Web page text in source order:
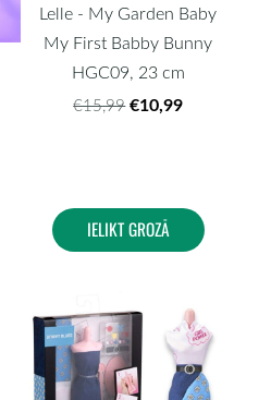
Lelle - My Garden Baby
My First Babby Bunny
HGC09, 23 cm
€15,99 €10,99
IELIKT GROZĀ